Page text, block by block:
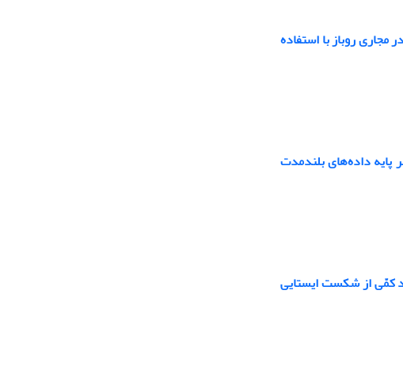
روباز با استفاده
پایه داده‌های بلندمدت
در دوره ۱۶ سال آبی: شواهد کمّی از شکست ایستایی